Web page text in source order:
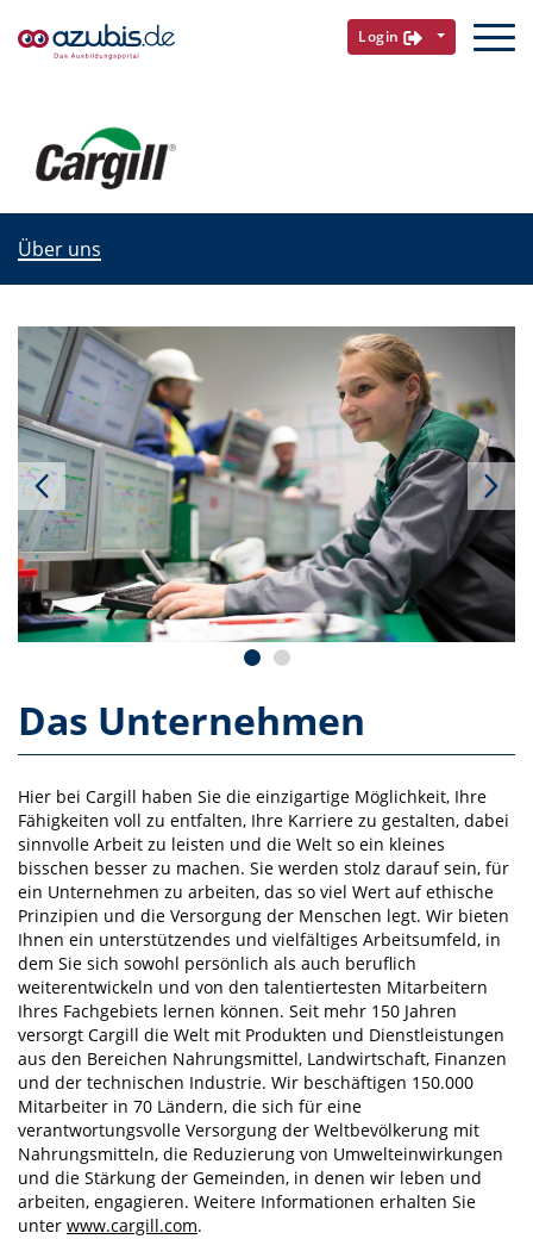
Login
Über uns
Das Unternehmen
Hier bei Cargill haben Sie die einzigartige Möglichkeit, Ihre
Fähigkeiten voll zu entfalten, Ihre Karriere zu gestalten, dabei
sinnvolle Arbeit zu leisten und die Welt so ein kleines
bisschen besser zu machen. Sie werden stolz darauf sein, für
ein Unternehmen zu arbeiten, das so viel Wert auf ethische
Prinzipien und die Versorgung der Menschen legt. Wir bieten
Ihnen ein unterstützendes und vielfältiges Arbeitsumfeld, in
dem Sie sich sowohl persönlich als auch beruflich
weiterentwickeln und von den talentiertesten Mitarbeitern
Ihres Fachgebiets lernen können. Seit mehr 150 Jahren
versorgt Cargill die Welt mit Produkten und Dienstleistungen
aus den Bereichen Nahrungsmittel, Landwirtschaft, Finanzen
und der technischen Industrie. Wir beschäftigen 150.000
Mitarbeiter in 70 Ländern, die sich für eine
verantwortungsvolle Versorgung der Weltbevölkerung mit
Nahrungsmitteln, die Reduzierung von Umwelteinwirkungen
und die Stärkung der Gemeinden, in denen wir leben und
arbeiten, engagieren. Weitere Informationen erhalten Sie
unter www.cargill.com.